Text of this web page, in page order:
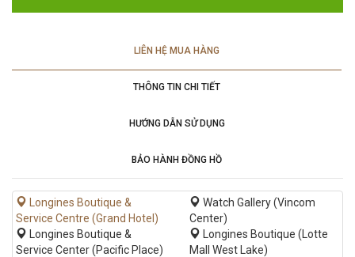
LIÊN HỆ MUA HÀNG
THÔNG TIN CHI TIẾT
HƯỚNG DẪN SỬ DỤNG
BẢO HÀNH ĐỒNG HỒ
Longines Boutique &
Service Centre (Grand Hotel)
Watch Gallery (Vincom
Center)
Longines Boutique &
Service Center (Pacific Place)
Longines Boutique (Lotte
Mall West Lake)